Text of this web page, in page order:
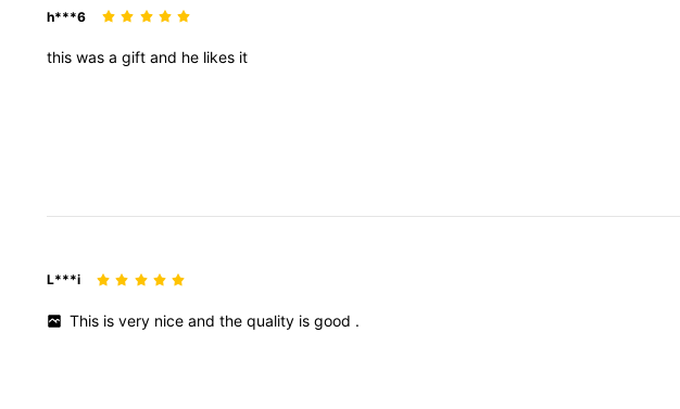
h***6
this was a gift and he likes it
L***i
This isvery niceandthequality isgood .